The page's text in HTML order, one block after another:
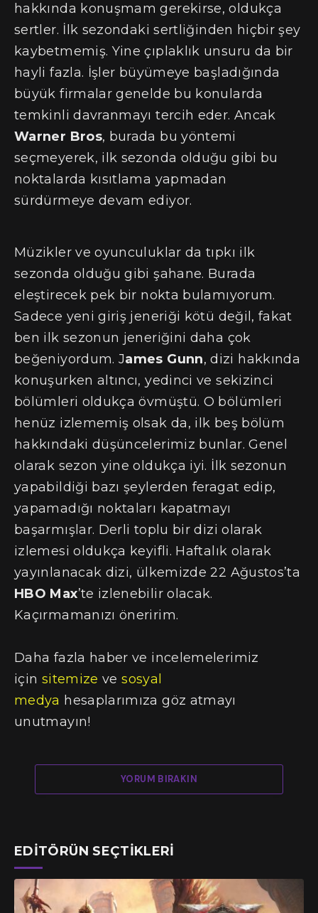
hakkında konuşmam gerekirse, oldukça
sertler. İlk sezondaki sertliğinden hiçbir şey
kaybetmemiş. Yine çıplaklık unsuru da bir
hayli fazla. İşler büyümeye başladığında
büyük firmalar genelde bu konularda
temkinli davranmayı tercih eder. Ancak
Warner Bros, burada bu yöntemi
seçmeyerek, ilk sezonda olduğu gibi bu
noktalarda kısıtlama yapmadan
sürdürmeye devam ediyor.
Müzikler ve oyunculuklar da tıpkı ilk
sezonda olduğu gibi şahane. Burada
eleştirecek pek bir nokta bulamıyorum.
Sadece yeni giriş jeneriği kötü değil, fakat
ben ilk sezonun jeneriğini daha çok
beğeniyordum. James Gunn, dizi hakkında
konuşurken altıncı, yedinci ve sekizinci
bölümleri oldukça övmüştü. O bölümleri
henüz izlememiş olsak da, ilk beş bölüm
hakkındaki düşüncelerimiz bunlar. Genel
olarak sezon yine oldukça iyi. İlk sezonun
yapabildiği bazı şeylerden feragat edip,
yapamadığı noktaları kapatmayı
başarmışlar. Derli toplu bir dizi olarak
izlemesi oldukça keyifli. Haftalık olarak
yayınlanacak dizi, ülkemizde 22 Ağustos’ta
HBO Max’te izlenebilir olacak.
Kaçırmamanızı öneririm.
Daha fazla haber ve incelemelerimiz
için sitemize vesosyal
medya hesaplarımıza göz atmayı
unutmayın!
YORUM BIRAKIN
EDITÖRÜN SEÇTIKLERI